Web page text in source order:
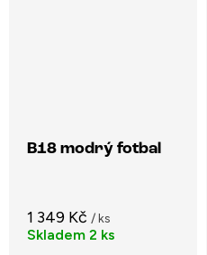
B18 modrý fotbal
1 349 Kč / ks
Skladem 2 ks